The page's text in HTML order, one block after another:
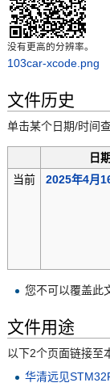
没有更高的分辨率。
103car-xcode.png
文件历史
单击某个日期/时间
日
当前
2025年4月
您不可以覆盖此
文件用途
以下2个页面链接至
华清远见